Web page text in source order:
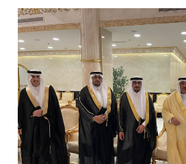
تنافس قوي بين كبرى الإسطبلات في ثاني أسابيع موسم سباقات الرياض
الكوكب
كأس العالم للرياضات الإلكترونية شاهد على ريادة المملكة والنهضة الشاملة فيها